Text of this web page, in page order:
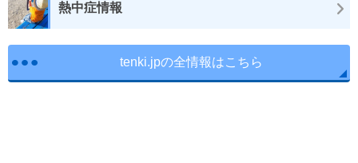
熱中症情報
tenki.jpの全情報はこちら